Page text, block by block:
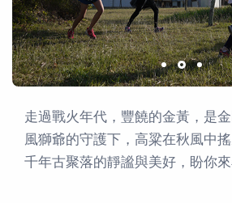
走過戰火年代，豐饒的金黃，是金
風獅爺的守護下，高粱在秋風中搖
千年古聚落的靜謐與美好，盼你來